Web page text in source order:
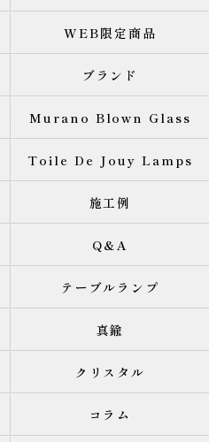
WEB限定商品
ブランド
Murano Blown Glass
Toile De Jouy Lamps
施工例
Q&A
テーブルランプ
真鍮
クリスタル
コラム